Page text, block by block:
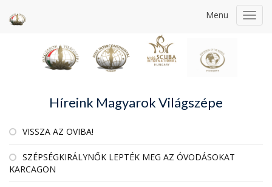
Menu
Híreink Magyarok Világszépe
VISSZA AZ OVIBA!
SZÉPSÉGKIRÁLYNŐK LEPTÉK MEG AZ ÓVODÁSOKAT
KARCAGON